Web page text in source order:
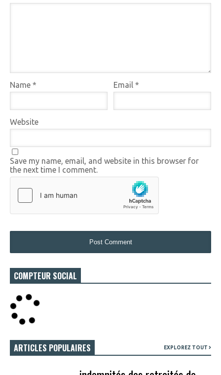
Name * Email*
Website
Save my name, email, and website in this browser for
the next time I comment.
COMPTEUR SOCIAL
ARTICLES POPULAIRES EXPLOREZ TOUT